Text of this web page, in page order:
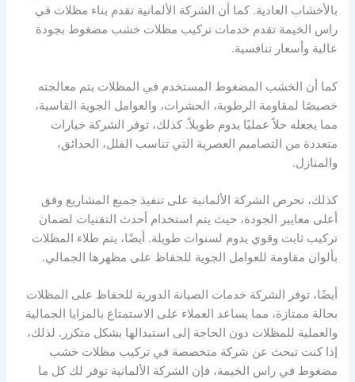
بالأخشاب العادية. كما أن الشركة الألمانية تقدم بناء مظلات في
راس الخيمة تقدم خدمات تركيب مظلات خشب مضغوط بجودة
عالية وأسعار تنافسية.
كما أن الخشب المضغوط المستخدم في المظلات يتم معالجته
خصيصًا لمقاومة الرطوبة، الحشرات، والعوامل الجوية القاسية،
مما يجعله حلاً عمليًا يدوم طويلاً. كذلك، توفر الشركة خيارات
متعددة من التصاميم العصرية التي تناسب الفلل، الحدائق،
والمنازل.
كذلك، تحرص الشركة الألمانية على تنفيذ جميع المشاريع وفق
أعلى معايير الجودة، حيث يتم استخدام أحدث التقنيات لضمان
تركيب ثابت وقوي يدوم لسنوات طويلة. أيضًا، يتم طلاء المظلات
بألوان مقاومة للعوامل الجوية للحفاظ على مظهرها الجمالي.
أيضًا، توفر الشركة خدمات الصيانة الدورية للحفاظ على المظلات
بحالة ممتازة، مما يساعد العملاء على الاستمتاع بالمزايا الجمالية
والعملية للمظلات دون الحاجة إلى استبدالها بشكل متكرر. لذلك،
إذا كنت تبحث عن شركة متخصصة في تركيب مظلات خشب
مضغوط في راس الخيمة، فإن الشركة الألمانية توفر لك كل ما